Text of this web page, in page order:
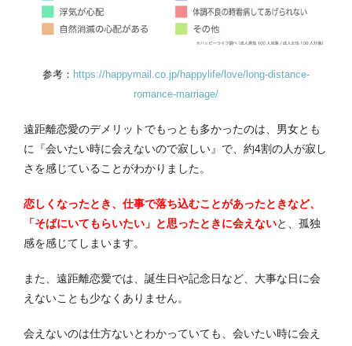
参考： https://happymail.co.jp/happylife/love/long-distance-
romance-marriage/
遠距離恋愛のデメリットでもっとも多かったのは、男女とも
に『会いたい時に会えないので寂しい』で、約4割の人が寂し
さを感じていることがわかりました。
恋しくなったとき、仕事で落ち込むことがあったときなど、
「そばにいてもらいたい」と思ったときに会えないと、孤独
感を感じてしまいます。
また、遠距離恋愛では、誕生日や記念日など、大事な日に会
えないことも少なくありません。
会えないのは仕方ないとわかっていても、会いたい時に会え